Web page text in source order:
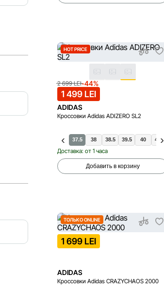
HOT PRICE
2 699 LEI-44%
1 499 LEI
ADIDAS
Кроссовки Adidas ADIZERO SL2
37.5 38 38.5 39.5 40 40.5
Доставка: от 1 часа
Добавить в корзину
39.5 44 44.5
ТОЛЬКО ONLINE
1 699 LEI
ADIDAS
Кроссовки Adidas CRAZYCHAOS 2000